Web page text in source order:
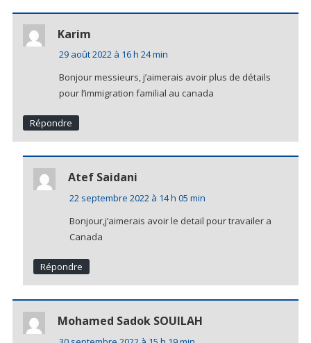
Karim
29 août 2022 à 16 h 24 min
Bonjour messieurs, j’aimerais avoir plus de détails
pour l’immigration familial au canada
Répondre
Atef Saidani
22 septembre 2022 à 14 h 05 min
Bonjour,j’aimerais avoir le detail pour travailer a
Canada
Répondre
Mohamed Sadok SOUILAH